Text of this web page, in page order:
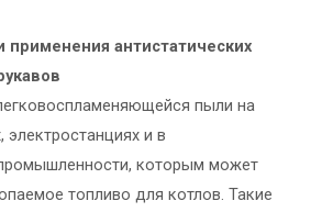
антистатических
пыли на
и в
которым может
топливо для котлов. Такие